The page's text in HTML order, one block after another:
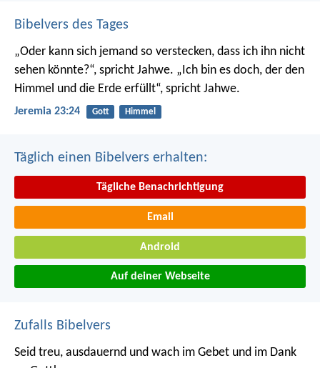
Bibelvers des Tages
„Oder kann sich jemand so verstecken, dass ich ihn nicht
sehen könnte?“, spricht Jahwe. „Ich bin es doch, der den
Himmel und die Erde erfüllt“, spricht Jahwe.
Jeremia 23:24 Gott Himmel
Täglich einen Bibelvers erhalten:
Tägliche Benachrichtigung
Email
Android
Auf deiner Webseite
Zufalls Bibelvers
Seid treu, ausdauernd und wach im Gebet und im Dank